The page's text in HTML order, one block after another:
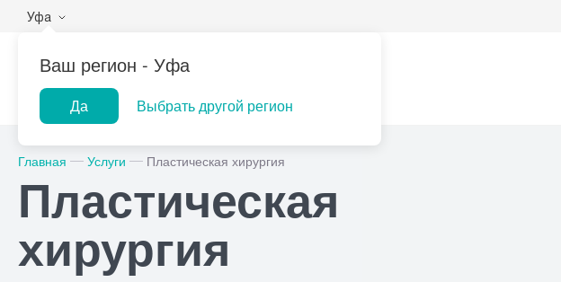
Уфа
Ваш регион - Уфа
Да Выбрать другой регион
Лабораторная
ПроМедицина
Центр помощи
Популярные запросы
Прием врача-гинеколога
УЗИ
Консультация врача-
Главная Услуги Пластическая хирургия
Пластическая
хирургия